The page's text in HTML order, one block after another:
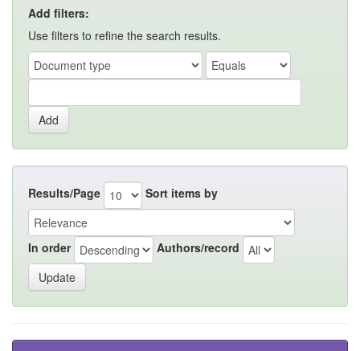
Add filters:
Use filters to refine the search results.
Results/Page Sort items by
In order Authors/record